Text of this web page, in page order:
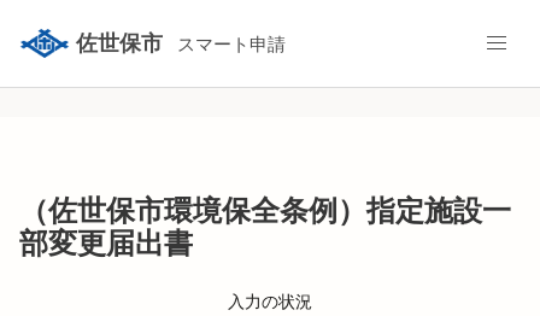
佐世保市 スマート申請
（佐世保市環境保全条例）指定施設一
部変更届出書
入力の状況